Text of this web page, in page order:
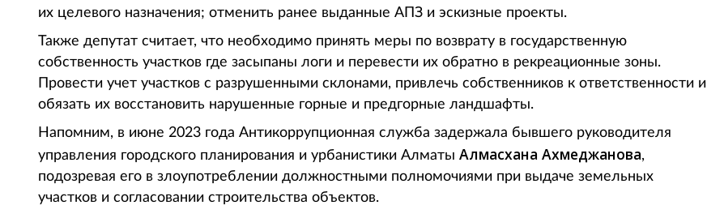
их целевого назначения; отменить ранее выданные АПЗ и эскизные проекты.
Также депутат считает, что необходимо принять меры по возврату в государственную
собственность участков где засыпаны логи и перевести их обратно в рекреационные зоны.
Провести учет участков с разрушенными склонами, привлечь собственников к ответственности и
обязать их восстановить нарушенные горные и предгорные ландшафты.
Напомним, в июне 2023 года Антикоррупционная служба задержала бывшего руководителя
управления городского планирования и урбанистики Алматы Алмасхана Ахмеджанова,
подозревая его в злоупотреблении должностными полномочиями при выдаче земельных
участков и согласовании строительства объектов.